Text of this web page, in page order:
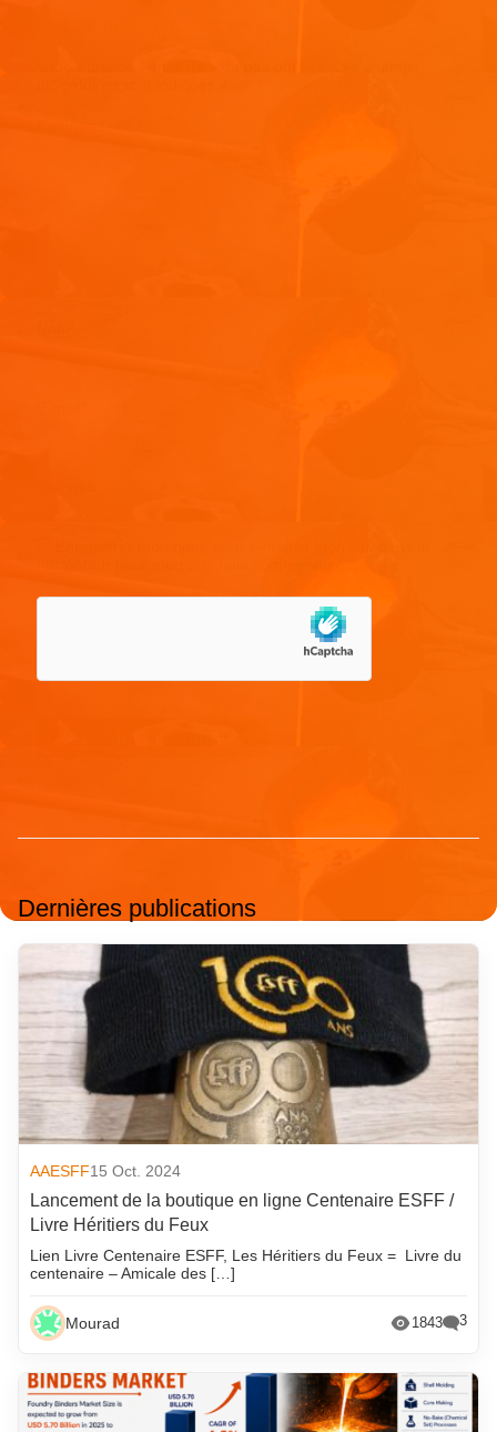
Dernières publications
AAESFF15 Oct. 2024
Lancement de la boutique en ligne Centenaire ESFF /
Livre Héritiers du Feux
Lien Livre Centenaire ESFF, Les Héritiers du Feux = Livre du
centenaire – Amicale des […]
Mourad 1843 3